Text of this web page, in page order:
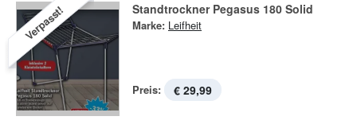
Verpasst! Standtrockner Pegasus 180 Solid
Marke: Leifheit
Preis: € 29,99